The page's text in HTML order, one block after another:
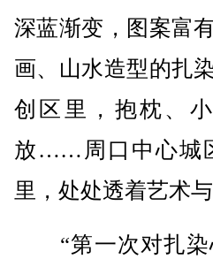
深蓝渐变，图案富
画、山水造型的扎
创区里，抱枕、
放……周口中心城
里，处处透着艺术
“第一次对扎染